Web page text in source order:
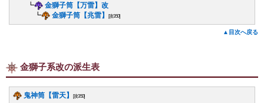
┗
金獅子筒【万雷】改
┗
金獅子筒【兆雷】 [攻350]
▲目次へ戻る
金獅子系改の派生表
鬼神筒【雷天】 [攻350]